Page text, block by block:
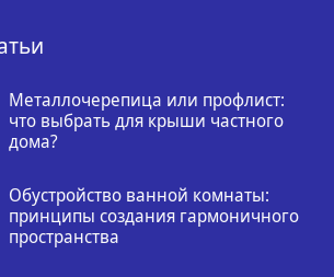
Металлочерепица или профлист:
что выбрать для крыши частного
дома?
Обустройство ванной комнаты:
принципы создания гармоничного
пространства